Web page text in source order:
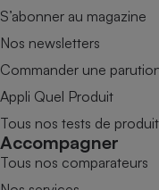
S’abonner au magazine
Nos newsletters
Commander une
Appli Quel Produit
Tous nos tests de
Accompagner
Tous nos comparateurs